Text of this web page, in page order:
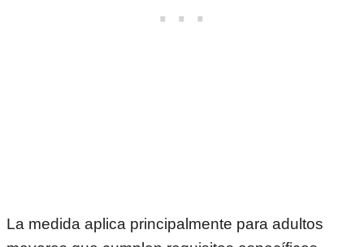
La medida aplica principalmente para adultos